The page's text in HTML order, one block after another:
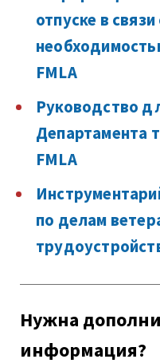
отпуске в
FMLA
Руководство
Департамента
FMLA
по делам
Нужна
информация?